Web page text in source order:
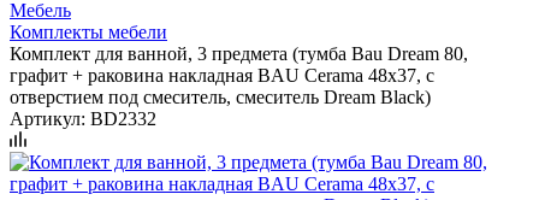
Мебель
Комплекты мебели
Комплект для ванной, 3 предмета (тумба Bau Dream 80,
графит + раковина накладная BAU Cerama 48х37, с
отверстием под смеситель, смеситель Dream Black)
Артикул: BD2332